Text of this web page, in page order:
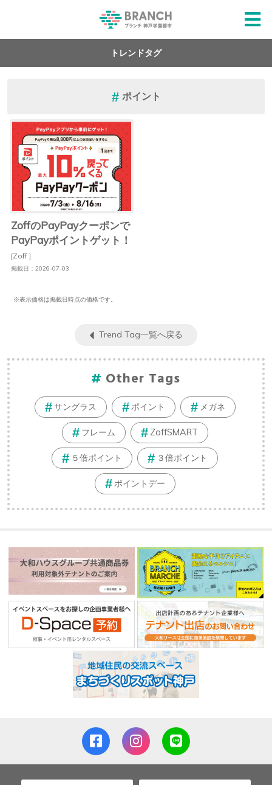
トレンドタグ
ポイント
ZoffのPayPayクーポンで
PayPayポイントゲット！
[Zoff ]
掲載日：2026-07-03
※表示価格は掲載日時点の価格です。
Trend Tag一覧へ戻る
Other Tags
サングラス ポイント メガネ
フレーム ZoffSMART
５倍ポイント ３倍ポイント
ポイントデー